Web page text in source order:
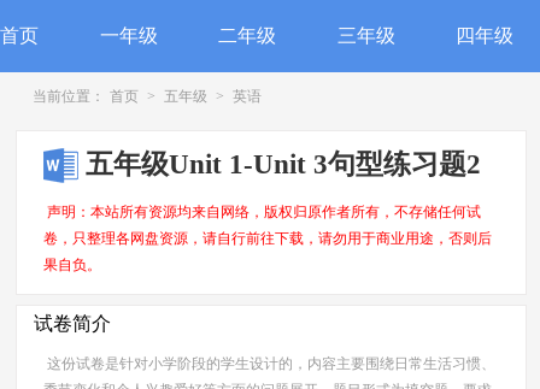
首页 一年级 二年级 三年级 四年级
当前位置： 首页 > 五年级 > 英语
五年级Unit 1-Unit 3句型练习题2
声明：本站所有资源均来自网络，版权归原作者所有，不存储任何试
卷，只整理各网盘资源，请自行前往下载，请勿用于商业用途，否则后
果自负。
试卷简介
这份试卷是针对小学阶段的学生设计的，内容主要围绕日常生活习惯、